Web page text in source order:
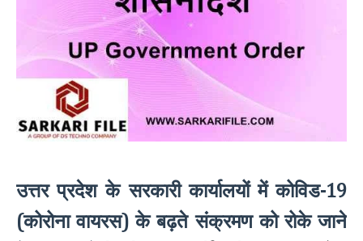
उत्तर प्रदेश के सरकारी कार्यालयों में कोविड-19
(कोरोना वायरस) के बढ़ते संक्रमण को रोके जाने